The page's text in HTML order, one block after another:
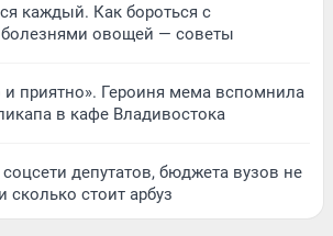
каждый. Как бороться с
овощей — советы
и приятно». Героиня мема вспомнила
в кафе Владивостока
депутатов, бюджета вузов не
стоит арбуз